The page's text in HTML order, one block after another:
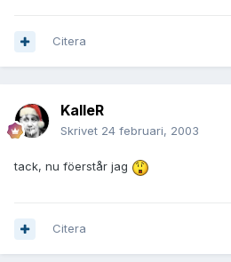
Citera
KalleR
Skrivet 24 februari, 2003
tack, nu föerstår jag
Citera